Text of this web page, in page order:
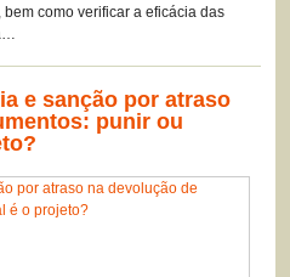
como verificar a eficácia das
e sanção por atraso
punir ou